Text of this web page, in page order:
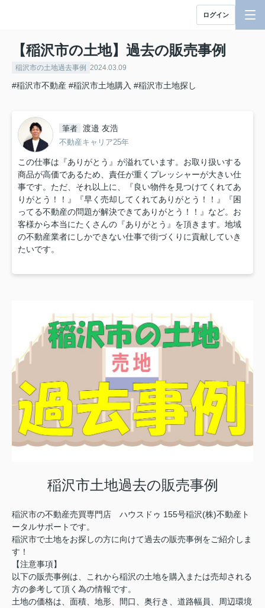
ログイン
【稲沢市の土地】過去の販売事例
稲沢市の土地過去事例 2024.03.09
#稲沢市不動産 #稲沢市土地購入 #稲沢市土地探し
筆者 渡邉 友浩
不動産キャリア25年
この仕事は『ありがとう』が溢れています。お取り扱いする
商品が高価であるため、責任が重くプレッシャーが大きい仕
事です。ただ、それ以上に、『良い物件を見つけてくれてあ
りがとう！！』『早く売却してくれてありがとう！！』『困
ってる不動産の問題が解決できてありがとう！！』など。お
客様から本当にたくさんの『ありがとう』を頂きます。地域
の不動産業者にしかできない仕事で街づくりに貢献していき
たいです。
稲沢市土地過去の販売事例
稲沢市の不動産売買専門店 ハウスドゥ 155号稲沢(株)不動産ト
ータルサポートです。
稲沢市で土地をお探しの方に向けて過去の販売事例をご紹介しま
す！
【注意事項】
以下の販売事例は、これから稲沢の土地を購入または売却される
方の参考して頂く為の情報です。
土地の価格は、面積、地形、間口、奥行き、道路幅員、周辺環境